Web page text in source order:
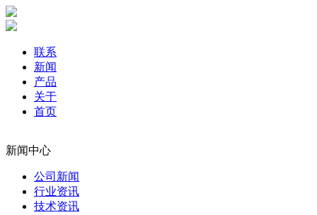
联系
新闻
产品
关于
首页
新闻中心
公司新闻
行业资讯
技术资讯